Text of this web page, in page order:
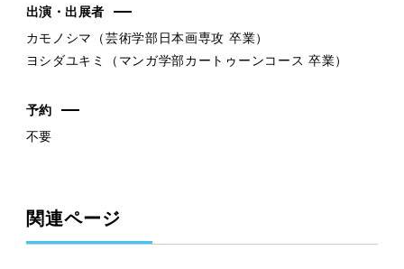
出演・出展者
カモノシマ（芸術学部日本画専攻 卒業）
ヨシダユキミ（マンガ学部カートゥーンコース 卒業）
予約
不要
関連ページ